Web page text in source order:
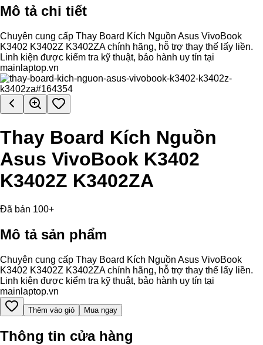
Mô tả chi tiết
Chuyên cung cấp Thay Board Kích Nguồn Asus VivoBook
K3402 K3402Z K3402ZA chính hãng, hỗ trợ thay thế lấy liền.
Linh kiện được kiểm tra kỹ thuật, bảo hành uy tín tại
mainlaptop.vn
Thay Board Kích Nguồn
Asus VivoBook K3402
K3402Z K3402ZA
Đã bán 100+
Mô tả sản phẩm
Chuyên cung cấp Thay Board Kích Nguồn Asus VivoBook
K3402 K3402Z K3402ZA chính hãng, hỗ trợ thay thế lấy liền.
Linh kiện được kiểm tra kỹ thuật, bảo hành uy tín tại
mainlaptop.vn
Thêm vào giỏ Mua ngay
Thông tin cửa hàng